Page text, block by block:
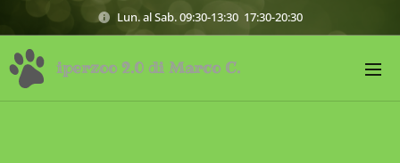
Lun. al Sab. 09:30-13:30 17:30-20:30
iperzoo 2.0 di Marco C.